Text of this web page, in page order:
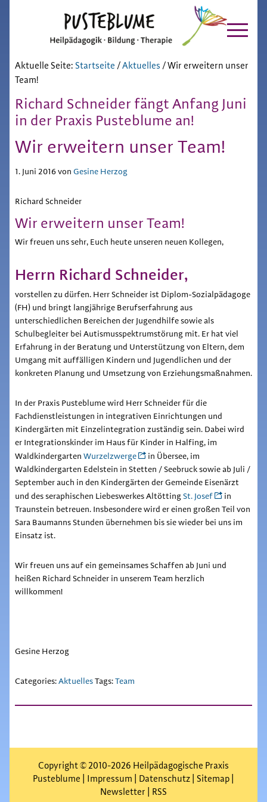
Hauptnavigation
content
Pusteblume
Chiemgau
Aktuelle Seite: Startseite /Aktuelles /Wir erweitern unser
Team!
Wir erweitern unser Team!
Richard Schneider fängt Anfang Juni
in der Praxis Pusteblume an!
1. Juni 2016von Gesine Herzog
Richard Schneider
Wir erweitern unser Team!
Wir freuen uns sehr, Euch heute unseren neuen Kollegen,
Herrn Richard Schneider,
vorstellen zu dürfen. Herr Schneider ist Diplom-Sozialpädagoge
(FH) und bringt langjährige Berufserfahrung aus
unterschiedlichen Bereichen der Jugendhilfe sowie als
Schulbegleiter bei Autismusspektrumstörung mit. Er hat viel
Erfahrung in der Beratung und Unterstützung von Eltern, dem
Umgang mit auffälligen Kindern und Jugendlichen und der
konkreten Planung und Umsetzung von Erziehungsmaßnahmen.
In der Praxis Pusteblume wird Herr Schneider für die
Fachdienstleistungen in integrativen Einrichtungen und
Kindergärten mit Einzelintegration zuständig sein. Dabei wird
er Integrationskinder im Haus für Kinder in Halfing, im
Waldkindergarten Wurzelzwerge
in Übersee, im
Waldkindergarten Edelstein in Stetten / Seebruck sowie ab Juli /
September auch in den Kindergärten der Gemeinde Eisenärzt
und des seraphischen Liebeswerkes AltöttingSt. Josef
in
Traunstein betreuen. Insbesondere wird er einen großen Teil von
Sara Baumanns Stunden übernehmen bis sie wieder bei uns im
Einsatz ist.
Wir freuen uns auf ein gemeinsames Schaffen ab Juni und
heißen Richard Schneider in unserem Team herzlich
willkommen!
Gesine Herzog
Categories:AktuellesTags:Team
Copyright © 2010-2026 Heilpädagogische Praxis
Pusteblume | Impressum Datenschutz Sitemap
Newsletter
RSS